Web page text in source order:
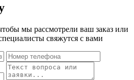
мы рассмотрели ваш заказ или
свяжутся с вами